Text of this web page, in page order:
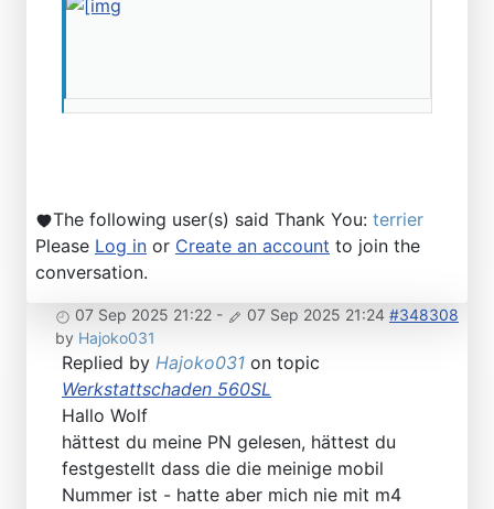
The following user(s) said Thank You: terrier
Please Log in or Create an account to join the
conversation.
07 Sep 2025 21:22 - 07 Sep 2025 21:24 #348308
by Hajoko031
Replied by Hajoko031 on topic
Werkstattschaden 560SL
Hallo Wolf
hättest du meine PN gelesen, hättest du
festgestellt dass die die meinige mobil
Nummer ist - hatte aber mich nie mit m4